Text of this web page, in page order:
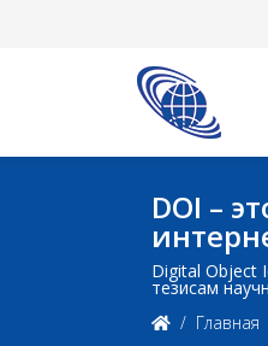
DOI –
Digital Object
тезисам
Главная